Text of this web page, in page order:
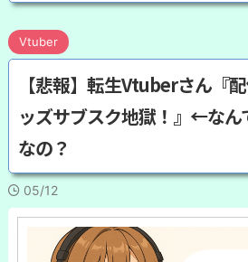
Vtuber
【悲報】転生Vtuberさん『
ッズサブスク地獄！』←なん
なの？
05/12